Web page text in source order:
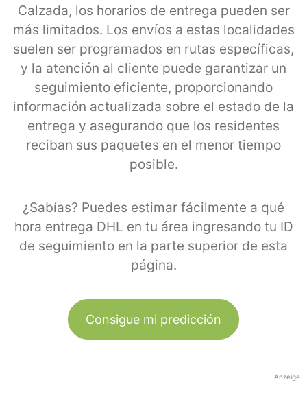
Calzada, los horarios de entrega pueden ser
más limitados. Los envíos a estas localidades
suelen ser programados en rutas específicas,
y la atención al cliente puede garantizar un
seguimiento eficiente, proporcionando
información actualizada sobre el estado de la
entrega y asegurando que los residentes
reciban sus paquetes en el menor tiempo
posible.
¿Sabías? Puedes estimar fácilmente a qué
hora entrega DHL en tu área ingresando tu ID
de seguimiento en la parte superior de esta
página.
Consigue mi predicción
Anzeige